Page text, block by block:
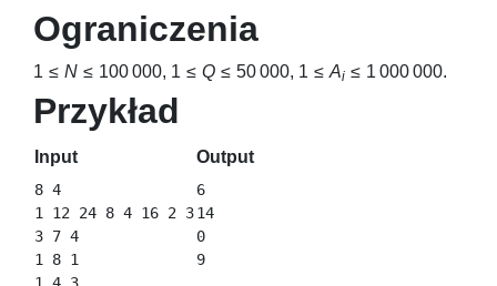
Ograniczenia
1 ≤ N ≤ 100 000, 1 ≤ Q ≤ 50 000, 1 ≤ Ai ≤ 1 000 000.
Przykład
Input Output
8 4
1 12 24 8 4 16 2 3
3 7 4
1 8 1
6
14
0